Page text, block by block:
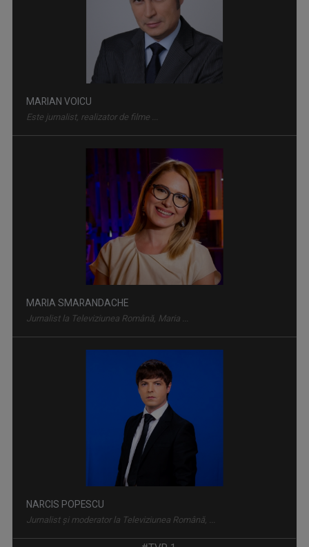
PROFESIONIŞTII ... CU EUGENIA VODĂ
Este una dintre cele mai apreciate şi urmărite ...
Una dintre cele mai longevive emisiuni ale ...
MARIAN VOICU
Este jurnalist, realizator de filme ...
MARIA SMARANDACHE
Jurnalist la Televiziunea Română, Maria ...
NARCIS POPESCU
Jurnalist și moderator la Televiziunea Română, ...